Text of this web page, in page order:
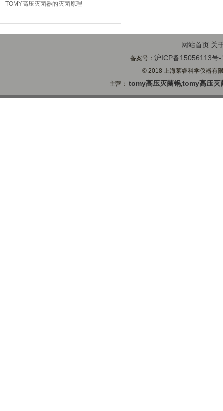
TOMY高压灭菌器的灭菌原理
网站首页 关
备案号：沪ICP备15056113号-
© 2018 上海莱睿科学仪器有
主营：tomy高压灭菌锅,tomy高压灭